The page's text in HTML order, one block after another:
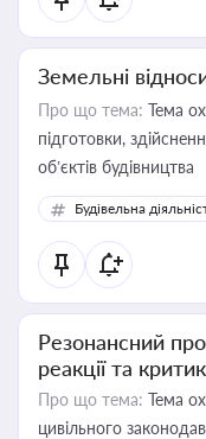
Земельні
Про що тема: Тема
підготовки,
об’єктів будівництва
Будівельна
Резонансний
реакції та
Про що тема: Тема
цивільного